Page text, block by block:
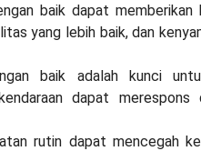
baik dapat memberikan
yang lebih baik, dan
baik adalah kunci
dapat merespons
rutin dapat mencegah